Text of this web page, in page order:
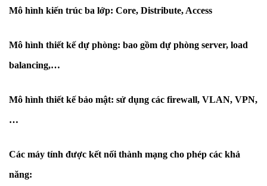
Mô hình kiến trúc ba lớp: Core, Distribute, Access
Mô hình thiết kế dự phòng: bao gồm dự phòng server, load
balancing,…
Mô hình thiết kế bảo mật: sử dụng các firewall, VLAN, VPN,
…
Các máy tính được kết nối thành mạng cho phép các khả
năng: